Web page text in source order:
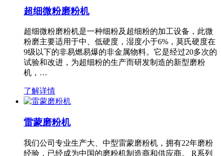
超细微粉磨粉机
超细微粉磨粉机是一种细粉及超细粉的加工设备，此微
粉磨主要适用于中、低硬度，湿度小于6%，莫氏硬度在
9级以下的非易燃易爆的非金属物料。它是经过20多次的
试验和改进，为超细粉的生产而研发制造的新型磨粉
机，…
了解详情
雷蒙磨粉机
我们公司专业生产大、中型雷蒙磨粉机，拥有22年磨粉
经验，已经成为中国的磨粉机制造商和供应商。 R系列